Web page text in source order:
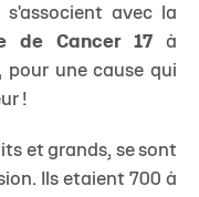
s'associent avec la
de Cancer 17 à
pour une cause qui
!
et grands, se sont
Ils etaient 700 à